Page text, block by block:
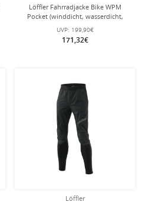
Löffler Fahrradjacke Bike WPM
Pocket (winddicht, wasserdicht,
leicht) navyblau Herren
UVP: 199,90€
171,32€
Löffler